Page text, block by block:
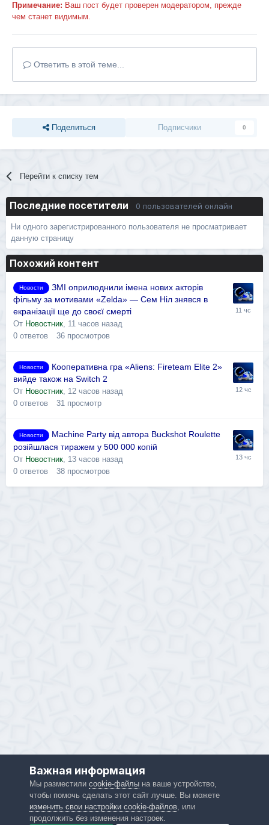
Примечание: Ваш пост будет проверен модератором, прежде
чем станет видимым.
Ответить в этой теме...
Поделиться Подписчики 0
Перейти к списку тем
Последние посетители 0 пользователей онлайн
Ни одного зарегистрированного пользователя не просматривает
данную страницу
Похожий контент
Новости
ЗМІ оприлюднили імена нових акторів
фільму за мотивами «Zelda» — Сем Ніл знявся в
екранізації ще до своєї смерті
От Новостник 11 часов назад
0 ответов 36 просмотров
Новости
Кооперативна гра «Aliens: Fireteam Elite 2»
вийде також на Switch 2
От Новостник, 12 часов назад
0 ответов 31 просмотр
Новости
Machine Party від автора Buckshot Roulette
розійшлася тиражем у 500 000 копій
От Новостник 13 часов назад
0 ответов 38 просмотров
Важная информация
Мы разместили cookie-файлына ваше устройство,
чтобы помочь сделать этот сайт лучше. Вы можете
изменить свои настройки cookie-файлов, или
продолжить без изменения настроек.